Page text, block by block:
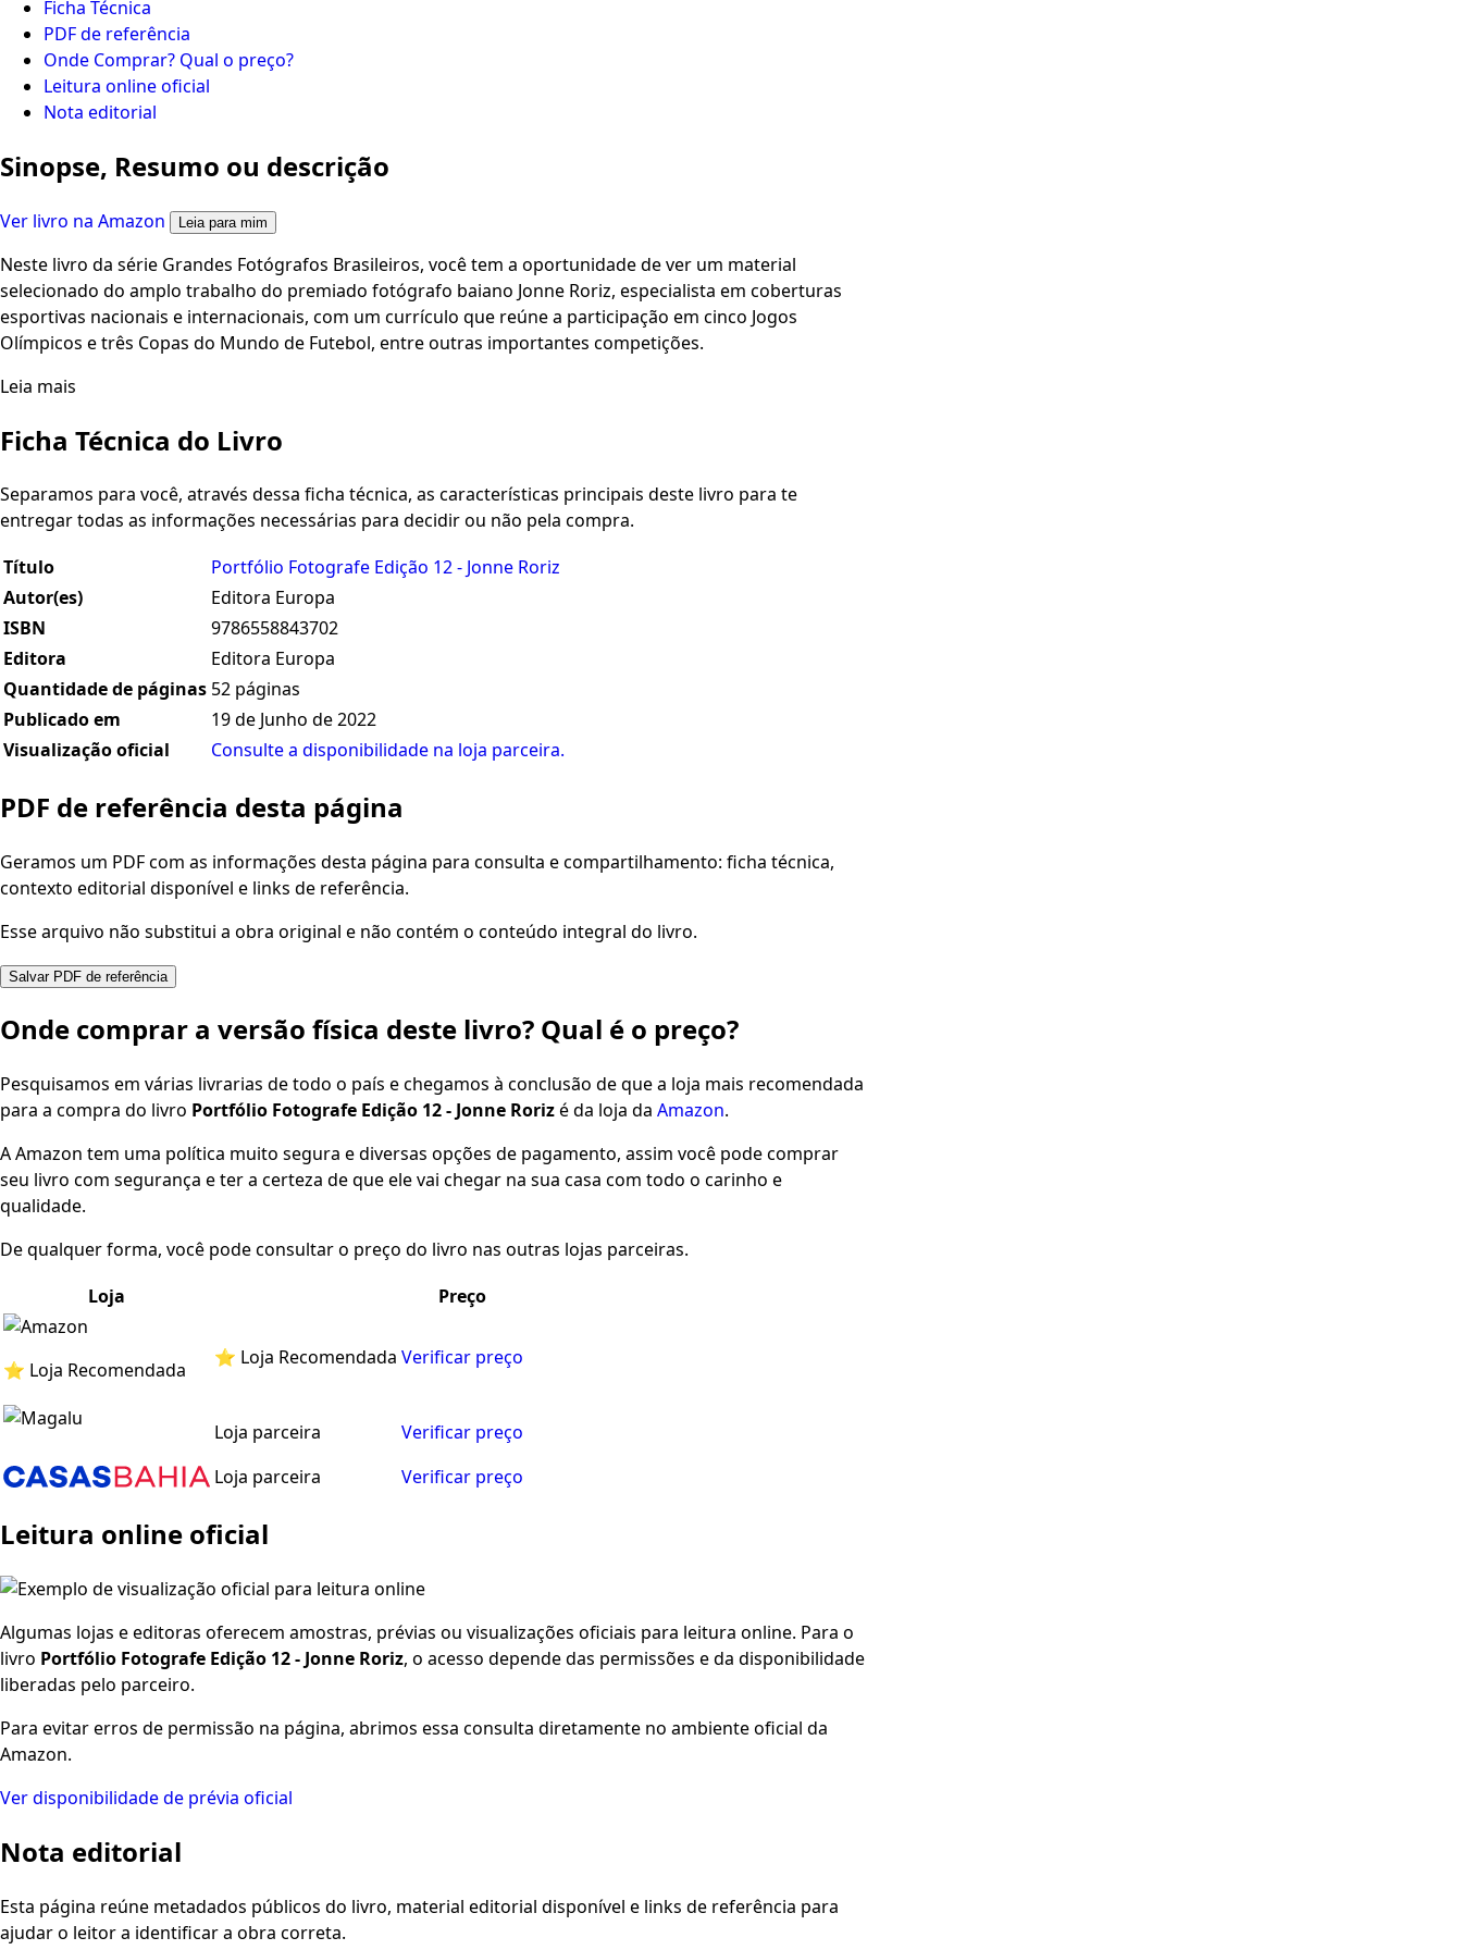
Ficha Técnica
PDF de referência
Onde Comprar? Qual o preço?
Leitura online oficial
Nota editorial
Sinopse, Resumo ou descrição
Ver livro na Amazon Leia para mim
Neste livro da série Grandes Fotógrafos Brasileiros, você tem a oportunidade de ver um material
selecionado do amplo trabalho do premiado fotógrafo baiano Jonne Roriz, especialista em coberturas
esportivas nacionais e internacionais, com um currículo que reúne a participação em cinco Jogos
Olímpicos e três Copas do Mundo de Futebol, entre outras importantes competições.
Leia mais
Ficha Técnica do Livro
Separamos para você, através dessa ficha técnica, as características principais deste livro para te
entregar todas as informações necessárias para decidir ou não pela compra.
Título
Portfólio Fotografe Edição 12 - Jonne Roriz
Autor(es)
Editora Europa
ISBN
9786558843702
Editora
Editora Europa
Quantidade de páginas 52 páginas
Publicado em
19 de Junho de 2022
Visualização oficial
Consulte a disponibilidade na loja parceira.
PDF de referência desta página
Geramos um PDF com as informações desta página para consulta e compartilhamento: ficha técnica,
contexto editorial disponível e links de referência.
Esse arquivo não substitui a obra original e não contém o conteúdo integral do livro.
Salvar PDF de referência
Onde comprar a versão física deste livro? Qual é o preço?
Pesquisamos em várias livrarias de todo o país e chegamos à conclusão de que a loja mais recomendada
para a compra do livro Portfólio Fotografe Edição 12 - Jonne Rorizé da loja da Amazon.
A Amazon tem uma política muito segura e diversas opções de pagamento, assim você pode comprar
seu livro com segurança e ter a certeza de que ele vai chegar na sua casa com todo o carinho e
qualidade.
De qualquer forma, você pode consultar o preço do livro nas outras lojas parceiras.
Loja
Preço
⭐ Loja Recomendada
⭐ Loja Recomendada Verificar preço
Loja parceira
Verificar preço
Loja parceira
Verificar preço
Leitura online oficial
Algumas lojas e editoras oferecem amostras, prévias ou visualizações oficiais para leitura online. Para o
livro Portfólio Fotografe Edição 12 - Jonne Roriz, o acesso depende das permissões e da disponibilidade
liberadas pelo parceiro.
Para evitar erros de permissão na página, abrimos essa consulta diretamente no ambiente oficial da
Amazon.
Ver disponibilidade de prévia oficial
Nota editorial
Esta página reúne metadados públicos do livro, material editorial disponível e links de referência para
ajudar o leitor a identificar a obra correta.